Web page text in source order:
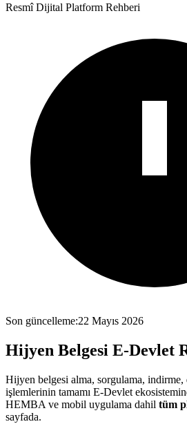
Resmî Dijital Platform Rehberi
Son güncelleme:22 Mayıs 2026
Hijyen Belgesi E-Devlet
Hijyen belgesi alma, sorgulama,
işlemlerinin tamamı E-Devlet
HEMBA ve mobil uygulama dahil tüm
sayfada.